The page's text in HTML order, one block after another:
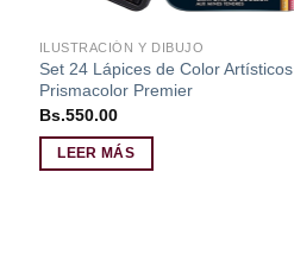
ILUSTRACIÓN Y DIBUJO
Set 24 Lápices de Color Artísticos
Prismacolor Premier
Bs.550.00
LEER MÁS